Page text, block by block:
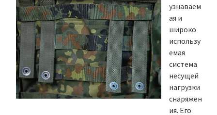
узнаваем
ая и
широко
использу
емая
система
несущей
нагрузки
снаряжен
ия. Его